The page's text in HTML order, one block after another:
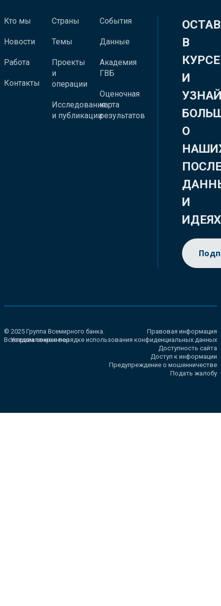
Кто мы
Новости
Работа
Контакты
Страны
Темы
Проекты
и
операции
Исследования
и публикации
События
Данные
Академия
ГВБ
Оценочная
карта
результатов
В
КУРСЕ
И
О
И
ИДЕЯХ
© 2025 Группа Всемирного банка.
Все права сохранены.
Правовая информация
Уведомление о порядке использования конфиденциальных данных
Доступность сайта
Доступ к информации
Предупреждение о мошенничестве
Подать жалобу